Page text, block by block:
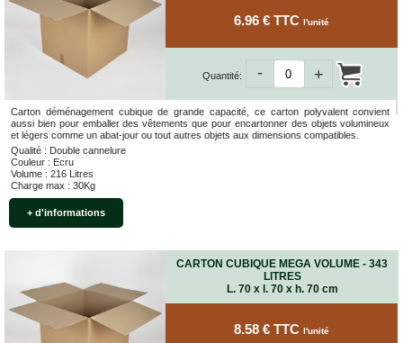
Carton déménagement cubique de grande capacité, ce carton polyvalent convient
aussi bien pour emballer des vêtements que pour encartonner des objets volumineux
et légers comme un abat-jour ou tout autres objets aux dimensions compatibles.
Qualité : Double cannelure
Couleur : Ecru
Volume : 216 Litres
Charge max : 30Kg
+ d'informations
6.96 € TTC l'unité
Quantité: +
-
CARTON CUBIQUE MEGA VOLUME - 343
LITRES
L. 70 x l. 70 x h. 70 cm
8.58 € TTC l'unité